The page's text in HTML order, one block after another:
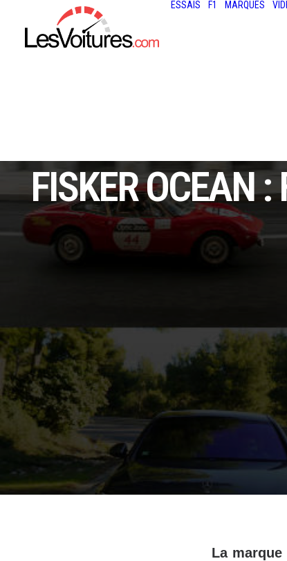
ESSAIS F1 MARQUES
FISKER OCEAN :
La